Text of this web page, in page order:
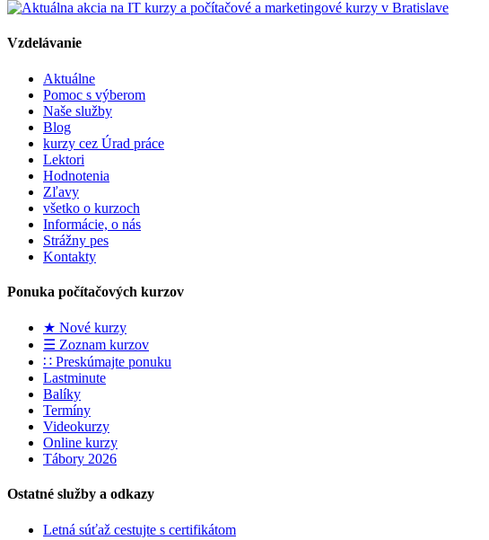
Vzdelávanie
Aktuálne
Pomoc s výberom
Naše služby
Blog
kurzy cez Úrad práce
Lektori
Hodnotenia
Zľavy
všetko o kurzoch
Informácie, o nás
Strážny pes
Kontakty
Ponuka počítačových kurzov
★ Nové kurzy
☰ Zoznam kurzov
∷ Preskúmajte ponuku
Lastminute
Balíky
Termíny
Videokurzy
Online kurzy
Tábory 2026
Ostatné služby a odkazy
Letná súťaž cestujte s certifikátom